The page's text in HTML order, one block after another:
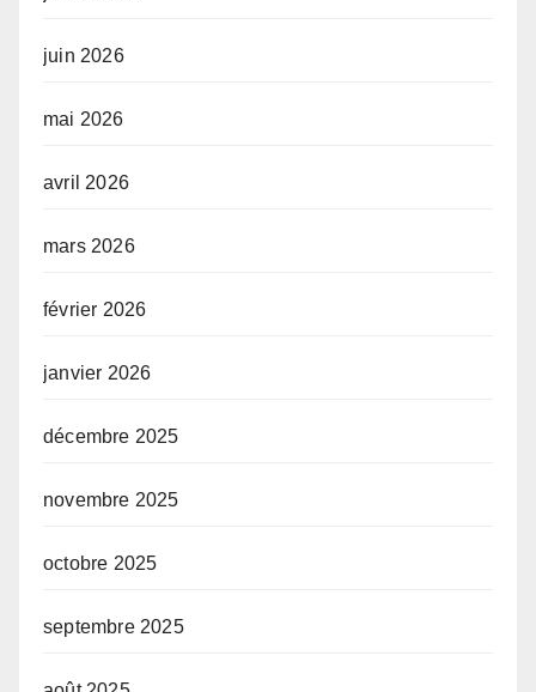
juin 2026
mai 2026
avril 2026
mars 2026
février 2026
janvier 2026
décembre 2025
novembre 2025
octobre 2025
septembre 2025